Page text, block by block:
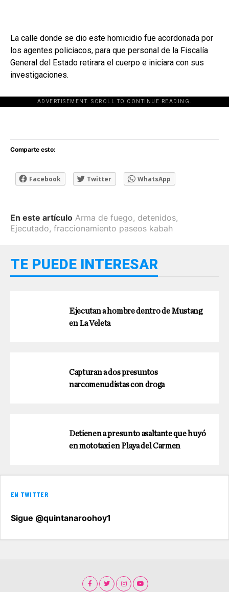
La calle donde se dio este homicidio fue acordonada por
los agentes policiacos, para que personal de la Fiscalía
General del Estado retirara el cuerpo e iniciara con sus
investigaciones.
ADVERTISEMENT. SCROLL TO CONTINUE READING.
[adsforwp id="243463"]
Comparte esto:
Facebook Twitter WhatsApp
En este artículo Arma de fuego, detenidos,
Ejecutado, fraccionamiento paseos kabah
TE PUEDE INTERESAR
Ejecutan a hombre dentro de Mustang
en La Veleta
Capturan a dos presuntos
narcomenudistas con droga
Detienen a presunto asaltante que huyó
en mototaxi en Playa del Carmen
EN TWITTER
Sigue @quintanaroohoy1